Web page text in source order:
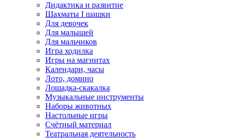
Дидактика и развитие
Шахматы I шашки
Для девочек
Для малышей
Для мальчиков
Игра ходилка
Игры на магнитах
Календари, часы
Лото, домино
Лошадка-скакалка
Музыкальные инструменты
Наборы животных
Настольные игры
Счётный материал
Театральная деятельность